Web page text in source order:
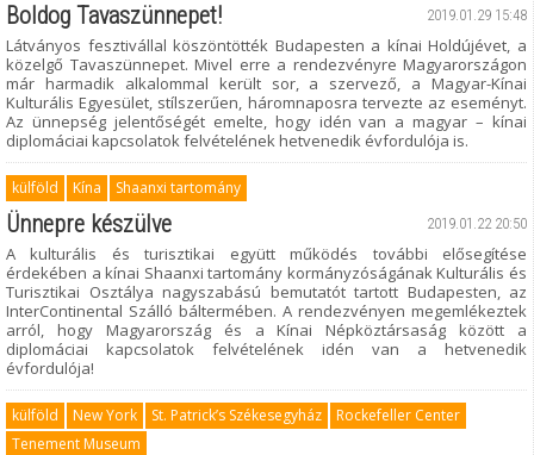
2019.01.29 15:48
Boldog Tavaszünnepet!
Látványos fesztivállal köszöntötték Budapesten a kínai Holdújévet, a
közelgő Tavaszünnepet. Mivel erre a rendezvényre Magyarországon
már harmadik alkalommal került sor, a szervező, a Magyar-Kínai
Kulturális Egyesület, stílszerűen, háromnaposra tervezte az eseményt.
Az ünnepség jelentőségét emelte, hogy idén van a magyar – kínai
diplomáciai kapcsolatok felvételének hetvenedik évfordulója is.
külföld Kína Shaanxi tartomány
2019.01.22 20:50
Ünnepre készülve
A kulturális és turisztikai együtt működés további elősegítése
érdekében a kínai Shaanxi tartomány kormányzóságának Kulturális és
Turisztikai Osztálya nagyszabású bemutatót tartott Budapesten, az
InterContinental Szálló báltermében. A rendezvényen megemlékeztek
arról, hogy Magyarország és a Kínai Népköztársaság között a
diplomáciai kapcsolatok felvételének idén van a hetvenedik
évfordulója!
külföld New York St. Patrick’s Székesegyház
Rockefeller Center
Tenement Museum